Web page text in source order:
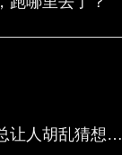
让人胡乱猜想…